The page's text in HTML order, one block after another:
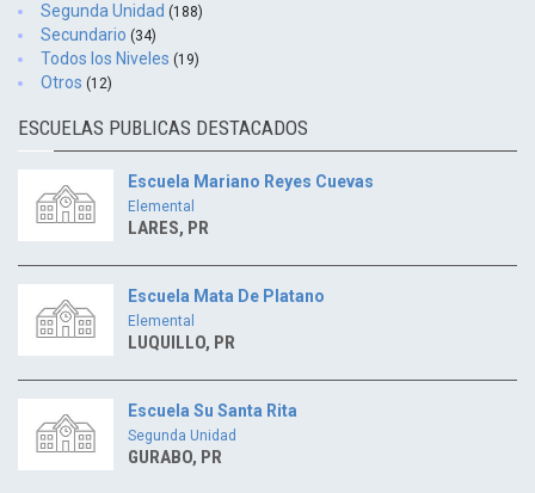
Segunda Unidad (188)
Secundario (34)
Todos los Niveles (19)
Otros (12)
ESCUELAS PUBLICAS DESTACADOS
Escuela Mariano Reyes Cuevas
Elemental
LARES, PR
Escuela Mata De Platano
Elemental
LUQUILLO, PR
Escuela Su Santa Rita
Segunda Unidad
GURABO, PR